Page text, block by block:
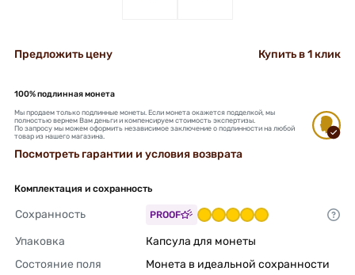
Предложить цену Купить в 1 клик
100% подлинная монета
Мы продаем только подлинные монеты. Если монета окажется подделкой, мы
полностью вернем Вам деньги и компенсируем стоимость экспертизы.
По запросу мы можем оформить независимое заключение о подлинности на любой
товар из нашего магазина.
Посмотреть гарантии и условия возврата
Комплектация и сохранность
Сохранность PROOF
Упаковка
Капсула для монеты
Состояние поля
Монета в идеальной сохранности